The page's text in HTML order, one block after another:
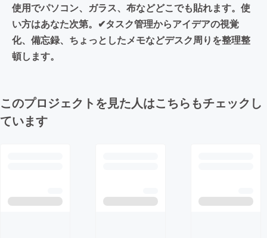
使用でパソコン、ガラス、布などどこでも貼れます。使
い方はあなた次第。✔︎タスク管理からアイデアの視覚
化、備忘録、ちょっとしたメモなどデスク周りを整理整
頓します。
このプロジェクトを見た人はこちらもチェックし
ています